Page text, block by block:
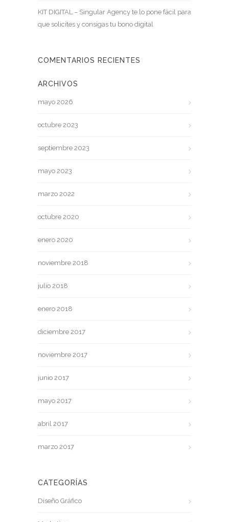
KIT DIGITAL – Singular Agency te lo pone fácil para
que solicites y consigas tu bono digital
COMENTARIOS RECIENTES
ARCHIVOS
mayo 2026
octubre 2023
septiembre 2023
mayo 2023
marzo 2022
octubre 2020
enero 2020
noviembre 2018
julio 2018
enero 2018
diciembre 2017
noviembre 2017
junio 2017
mayo 2017
abril 2017
marzo 2017
CATEGORÍAS
Diseño Gráfico